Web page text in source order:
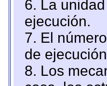
6. La
ejecución.
7. El
de
8. Los